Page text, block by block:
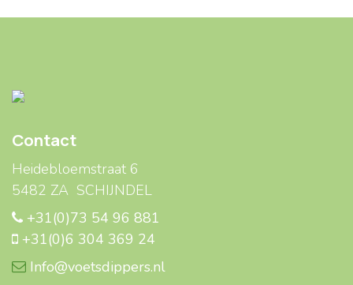
Contact
Heidebloemstraat 6
5482 ZA SCHIJNDEL
+31(0)73 54 96 881
+31(0)6 304 369 24
Info@voetsdippers.nl